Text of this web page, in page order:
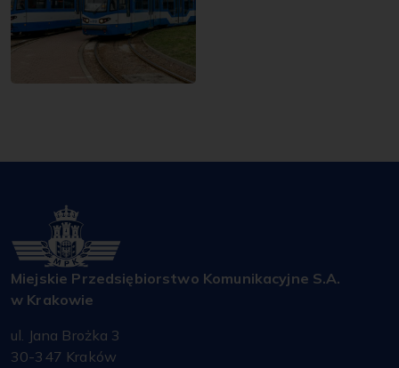
Miejskie Przedsiębiorstwo Komunikacyjne S.A.
w Krakowie
ul. Jana Brożka 3
30-347 Kraków